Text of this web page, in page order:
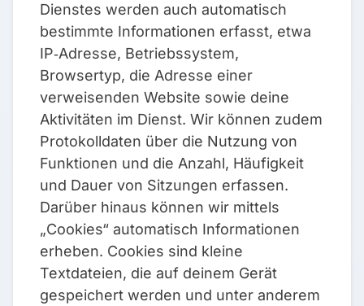
Dienstes werden auch automatisch
bestimmte Informationen erfasst, etwa
IP‑Adresse, Betriebssystem,
Browsertyp, die Adresse einer
verweisenden Website sowie deine
Aktivitäten im Dienst. Wir können zudem
Protokolldaten über die Nutzung von
Funktionen und die Anzahl, Häufigkeit
und Dauer von Sitzungen erfassen.
Darüber hinaus können wir mittels
„Cookies“ automatisch Informationen
erheben. Cookies sind kleine
Textdateien, die auf deinem Gerät
gespeichert werden und unter anderem